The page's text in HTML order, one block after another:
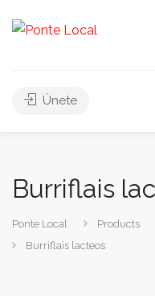
Únete
Burriflais
Ponte Local Products
Burriflais lacteos